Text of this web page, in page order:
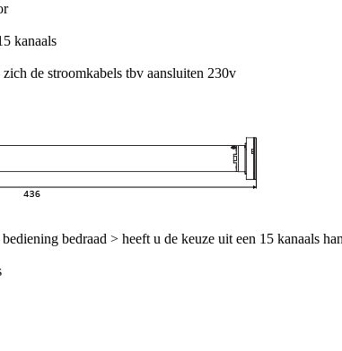
kanaals
de stroomkabels tbv aansluiten 230v
bedraad > heeft u de keuze uit een 15 kanaals